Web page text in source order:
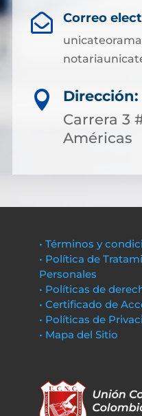
 Correo

Dirección:
Carrera 3
Américas
• Términos y
• Política de
Personales
• Políticas de
• Certificado de
• Políticas de
• Mapa del Sitio